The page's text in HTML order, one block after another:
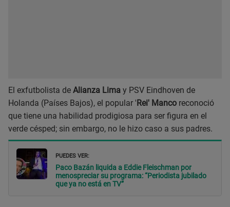
El exfutbolista de Alianza Lima y PSV Eindhoven de
Holanda (Países Bajos), el popular 'Rei' Manco reconoció
que tiene una habilidad prodigiosa para ser figura en el
verde césped; sin embargo, no le hizo caso a sus padres.
PUEDES VER:
Paco Bazán liquida a Eddie Fleischman por
menospreciar su programa: “Periodista jubilado
que ya no está en TV”